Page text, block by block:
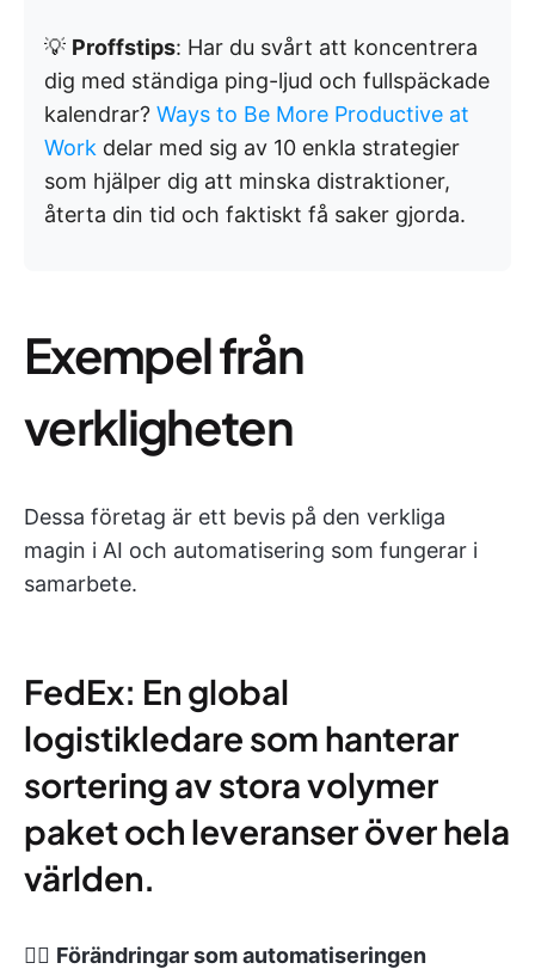
💡 Proffstips: Har du svårt att koncentrera
dig med ständiga ping-ljud och fullspäckade
kalendrar? Ways to Be More Productive at
Work delar med sig av 10 enkla strategier
som hjälper dig att minska distraktioner,
återta din tid och faktiskt få saker gjorda.
Exempel från
verkligheten
Dessa företag är ett bevis på den verkliga
magin i AI och automatisering som fungerar i
samarbete.
FedEx: En global
logistikledare som hanterar
sortering av stora volymer
paket och leveranser över hela
världen.
👉🏽 Förändringar som automatiseringen